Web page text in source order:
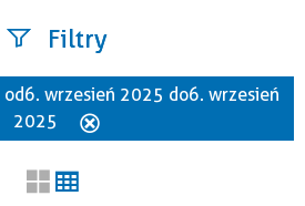
Filtry
od 6. wrzesień 2025 do 6. wrzesień
2025